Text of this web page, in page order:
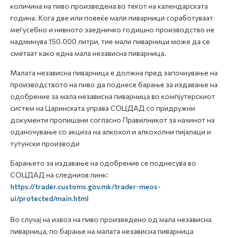
количина на пиво произведена во текот на календарската
година. Кога две или повеќе мали пиварници соработуваат
меѓусебно и нивното заедничко годишно производство не
надминува 150.000 литри, тие мали пиварници може да се
сметаат како една мала независна пиварница.
Малата независна пиварница е должна пред започнување на
производството на пиво да поднесе барање за издавање на
одобрение за мала независна пиварница во компјутерскиот
систем на Царинската управа СОЦДАД со придружни
документи пропишани согласно Правилникот за начинот на
оданочување со акциза на алкохол и алкохолни пијалаци и
тутунски производи
Барањето за издавање на одобрение се поднесува во
СОЦДАД на следниов линк:
https://trader.customs.gov.mk/trader-meos-
ui/protected/main.html
Во случај на извоз на пиво произведено од мала независна
пиварница, по барање на малата независна пиварница